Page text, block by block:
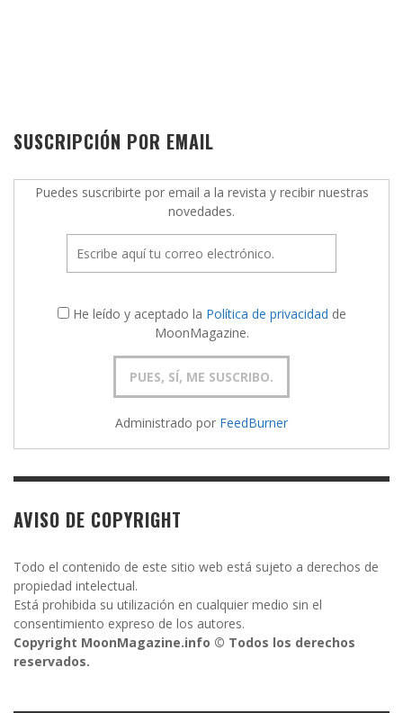
SUSCRIPCIÓN POR EMAIL
Puedes suscribirte por email a la revista y recibir nuestras
novedades.
He leído y aceptado la Política de privacidad de
MoonMagazine.
Administrado por FeedBurner
AVISO DE COPYRIGHT
Todo el contenido de este sitio web está sujeto a derechos de
propiedad intelectual.
Está prohibida su utilización en cualquier medio sin el
consentimiento expreso de los autores.
Copyright MoonMagazine.info © Todos los derechos
reservados.